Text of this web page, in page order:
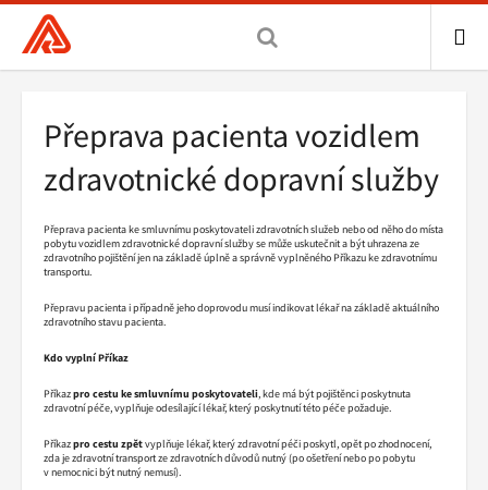
Všeobecná
zdravotní
hlavní
stránka
Drobečková
navigace
Přeprava pacienta vozidlem
zdravotnické dopravní služby
Přeprava pacienta ke smluvnímu poskytovateli zdravotních služeb nebo od něho do místa
pobytu vozidlem zdravotnické dopravní služby se může uskutečnit a být uhrazena ze
zdravotního pojištění jen na základě úplně a správně vyplněného Příkazu ke zdravotnímu
transportu.
Přepravu pacienta i případně jeho doprovodu musí indikovat lékař na základě aktuálního
zdravotního stavu pacienta.
Kdo vyplní Příkaz
Příkazpro cestu ke smluvnímu poskytovateli, kde má být pojištěnci poskytnuta
zdravotní péče, vyplňuje odesílající lékař, který poskytnutí této péče požaduje.
Příkazpro cestu zpětvyplňuje lékař, který zdravotní péči poskytl, opět po zhodnocení,
zda je zdravotní transport ze zdravotních důvodů nutný (po ošetření nebo po pobytu
v nemocnici být nutný nemusí).